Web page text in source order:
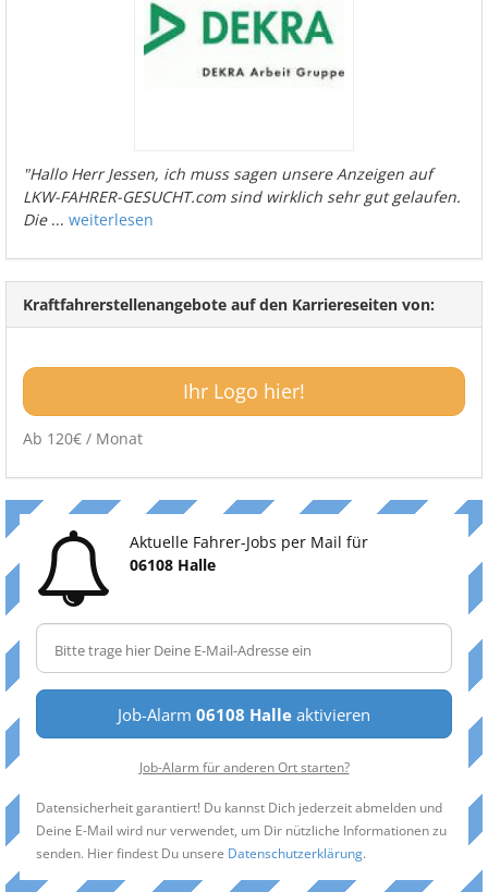
"Hallo Herr Jessen, ich muss sagen unsere Anzeigen auf
LKW-FAHRER-GESUCHT.com sind wirklich sehr gut gelaufen.
Die... weiterlesen
Kraftfahrerstellenangebote auf den Karriereseiten von:
Ihr Logo hier!
Ab 120€ / Monat
Aktuelle Fahrer-Jobs per Mail für
06108 Halle
Job-Alarm 06108 Halle aktivieren
Job-Alarm für anderen Ort starten?
Datensicherheit garantiert! Du kannst Dich jederzeit abmelden und
Deine E-Mail wird nur verwendet, um Dir nützliche Informationen zu
senden. Hier findest Du unsere Datenschutzerklärung.